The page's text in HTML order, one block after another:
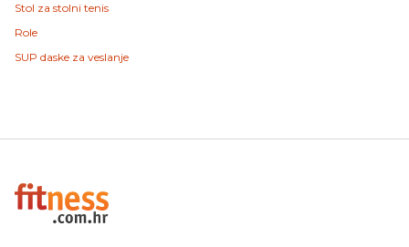
Stol za stolni tenis
Role
SUP daske za veslanje